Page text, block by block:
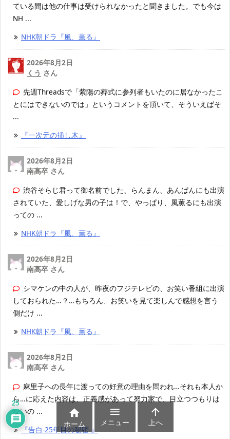
ている間は他の仕事は受けられなかったと聞きました。でも今は
NH ...
NHK朝ドラ『風、薫る』
2026年8月2日
くう さん
先週Threadsで「紫陽の葬式に参列者もいたのに居なかったこ
とにはできないのでは」というコメントを頂いて、そういえばそ
...
『一次元の挿し木』
2026年8月2日
南高卒 さん
渋谷そらじ君って御名前でした、らんまん、あんぱんにも出演
されていた、愛しげな男の子は！で、やっぱり、風薫るにも出演
っての ...
NHK朝ドラ『風、薫る』
2026年8月2日
南高卒 さん
シマケンの中の人が、昨夜のフジテレビの、お笑い番組に出演
しておられた…？…もちろん、お笑いを見て楽しんで感想を言う
側だけ ...
NHK朝ドラ『風、薫る』
2026年8月2日
南高卒 さん
麻里子への長年に渡っての好意の理由を問われ…それも本人か
ら…に応えた内容は、正義感があって努力家で、目立つつもりは
ないの ...
『告白-25年目の秘密-』

ホーム

メニュー

上へ
25